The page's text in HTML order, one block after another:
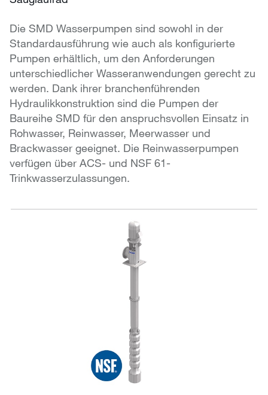
Die SMD Wasserpumpen sind sowohl in der
Standardausführung wie auch als konfigurierte
Pumpen erhältlich, um den Anforderungen
unterschiedlicher Wasseranwendungen gerecht zu
werden. Dank ihrer branchenführenden
Hydraulikkonstruktion sind die Pumpen der
Baureihe SMD für den anspruchsvollen Einsatz in
Rohwasser, Reinwasser, Meerwasser und
Brackwasser geeignet. Die Reinwasserpumpen
verfügen über ACS- und NSF 61-
Trinkwasserzulassungen.